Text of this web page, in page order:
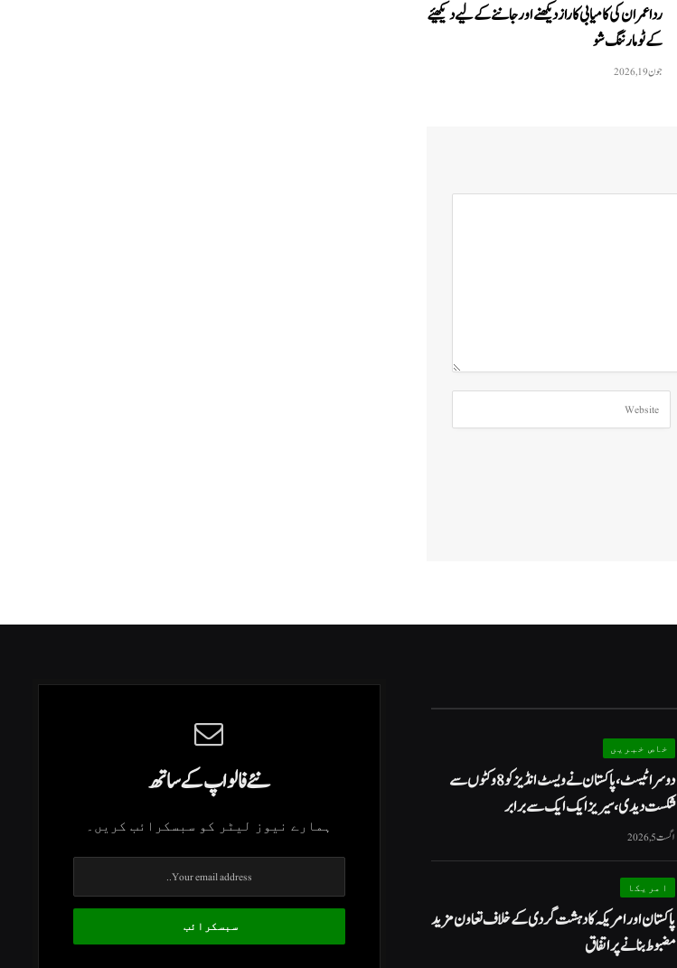
ردا عمران کی کامیابی کا راز دیکھنے اور جاننے کے لیے دیکھیئے
کےٹو مارننگ شو
جون 19, 2026
خاص خبریں
دوسرا ٹیسٹ، پاکستان نے ویسٹ انڈیز کو 8 وکٹوں سے
شکست دیدی، سیریز ایک ایک سے برابر
اگست 5, 2026
امریکا
پاکستان اور امریکہ کا دہشت گردی کے خلاف تعاون مزید
مضبوط بنانے پر اتفاق
نئے فالو اپ کے ساتھ
ہمارے نیوز لیٹر کو سبسکرائب کریں۔